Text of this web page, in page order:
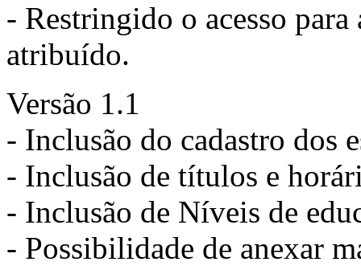
- Restringido o acesso
atribuído.
Versão 1.1
- Inclusão do cadastro dos
- Inclusão de títulos e
- Inclusão de Níveis de
- Possibilidade de anexar